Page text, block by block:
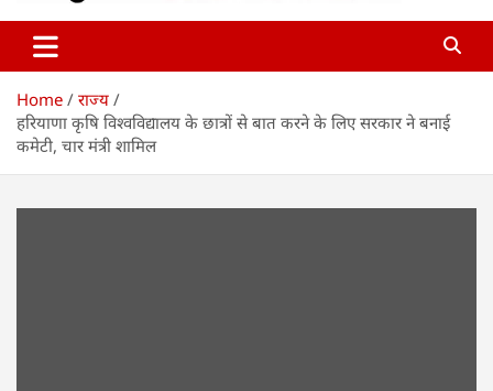
Jyotikan
Home
राज्य
हरियाणा कृषि विश्वविद्यालय के छात्रों से बात करने के लिए सरकार ने बनाई
कमेटी, चार मंत्री शामिल